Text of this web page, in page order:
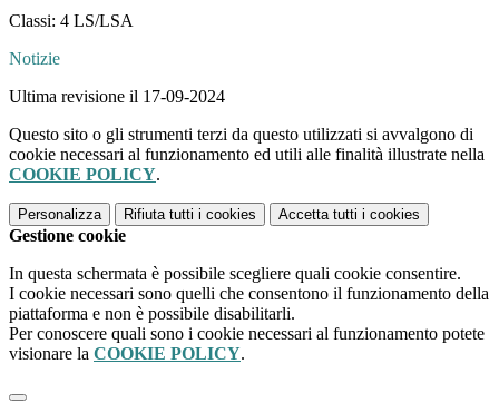
Classi: 4 LS/LSA
Notizie
Ultima revisione il 17-09-2024
Questo sito o gli strumenti terzi da questo utilizzati si avvalgono di
cookie necessari al funzionamento ed utili alle finalità illustrate nella
COOKIE POLICY.
Personalizza Rifiuta tutti i cookies Accetta tutti i cookies
Gestione cookie
In questa schermata è possibile scegliere quali cookie consentire.
I cookie necessari sono quelli che consentono il funzionamento della
piattaforma e non è possibile disabilitarli.
Per conoscere quali sono i cookie necessari al funzionamento potete
visionare la COOKIE POLICY.